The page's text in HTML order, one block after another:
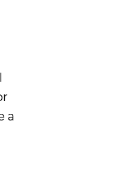
a